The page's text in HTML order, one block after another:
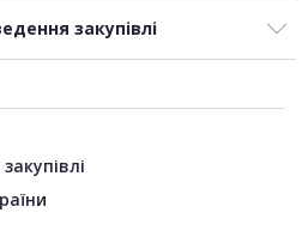
закупівлі